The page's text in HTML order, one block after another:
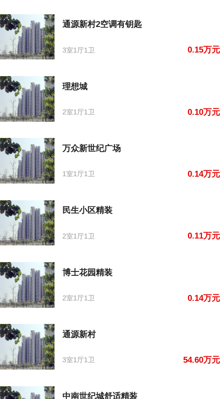
通源新村2空调有钥匙
3室1厅1卫 0.15万元
理想城
2室1厅1卫 0.10万元
万众新世纪广场
1室1厅1卫 0.14万元
民生小区精装
2室1厅1卫 0.11万元
博士花园精装
2室1厅1卫 0.14万元
通源新村
3室1厅1卫 54.60万元
中南世纪城舒适精装